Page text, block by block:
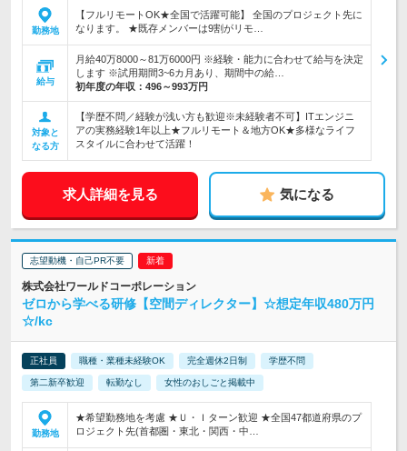
勤務地
【フルリモートOK★全国で活躍可能】 全国のプロジェクト先に
なります。 ★既存メンバーは9割がリモ…
給与
月給40万8000～81万6000円 ※経験・能力に合わせて給与を決定
します ※試用期間3~6カ月あり、期間中の給…
初年度の年収： 496～993万円
対象と
なる方
【学歴不問／経験が浅い方も歓迎※未経験者不可】ITエンジニ
アの実務経験1年以上★フルリモート＆地方OK★多様なライフ
スタイルに合わせて活躍！
求人詳細を見る 気になる
志望動機・自己PR不要
株式会社ワールドコーポレーション
ゼロから学べる研修【空間ディレクター】☆想定年収480万円
☆/kc
正社員 職種・業種未経験OK 完全週休2日制 学歴不問
第二新卒歓迎 転勤なし 女性のおしごと掲載中
勤務地
★希望勤務地を考慮 ★Ｕ・Ｉターン歓迎 ★全国47都道府県のプ
ロジェクト先(首都圏・東北・関西・中…